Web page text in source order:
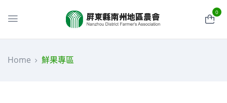
0
Home 鮮果專區